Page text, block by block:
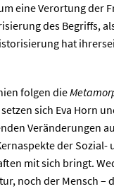
eine Verortung der
des Begriffs,
hat
folgen die
sich Eva Horn
Veränderungen
der Sozial-
mit sich bringt.
noch der Mensch –